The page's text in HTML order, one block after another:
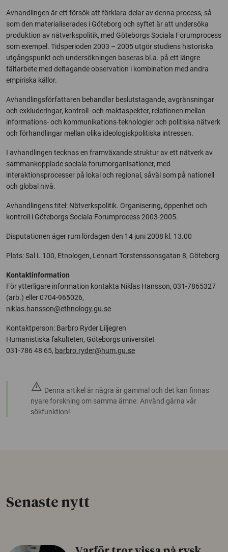
Avhandlingen är ett försök att förklara delar av denna process, så
som den materialiserades i Göteborg och syftet är att undersöka
produktion av nätverkspolitik, med Göteborgs Sociala Forumprocess
som exempel. Tidsperioden 2003 – 2005 utgör studiens historiska
utgångspunkt och undersökningen baseras bl.a. på ett längre
fältarbete med deltagande observation i kombination med andra
empiriska källor.
Avhandlingsförfattaren behandlar beslutstagande, avgränsningar
och exkluderingar, kontroll- och maktaspekter, relationen mellan
informations- och kommunikations-teknologier och politiska nätverk
och förhandlingar mellan olika ideologiskpolitiska intressen.
I avhandlingen tecknas en framväxande struktur av ett nätverk av
sammankopplade sociala forumorganisationer, med
interaktionsprocesser på lokal och regional, såväl som på nationell
och global nivå.
Avhandlingens titel: Nätverkspolitik. Organisering, öppenhet och
kontroll i Göteborgs Sociala Forumprocess 2003-2005.
Disputationen äger rum lördagen den 14 juni 2008 kl. 13.00
Plats: Sal L 100, Etnologen, Lennart Torstenssonsgatan 8, Göteborg
Kontaktinformation
För ytterligare information kontakta Niklas Hansson, 031-7865327
(arb.) eller 0704-965026,
niklas.hansson@ethnology.gu.se
Kontaktperson: Barbro Ryder Liljegren
Humanistiska fakulteten, Göteborgs universitet
031-786 48 65, barbro.ryder@hum.gu.se
warning Denna artikel är några år gammal och det kan finnas
nyare forskning om samma ämne. Använd gärna vår
sökfunktion!
Senaste nytt